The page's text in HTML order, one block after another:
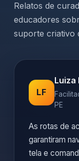
Relatos de
educadores
suporte criativo
LF
Luiza
PE
As rotas de
garantiram
tela e